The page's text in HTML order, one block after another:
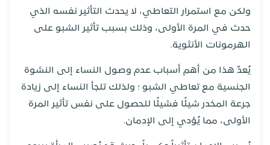
ولكن مع استمرار التعاطي، لا يحدث التأثير نفسه الذي
حدث في المرة الأولى، وذلك بسبب تأثير الشبو على
الهرمونات الأنثوية.
يُعدّ هذا من أهم أسباب عدم وصول النساء إلى النشوة
الجنسية مع تعاطي الشبو ؛ ولذلك تلجأ النساء إلى زيادة
جرعة المخدر شيئًا فشيئًا للحصول على نفس تأثير المرة
الأولى، مما يُؤدي إلى الإدمان.